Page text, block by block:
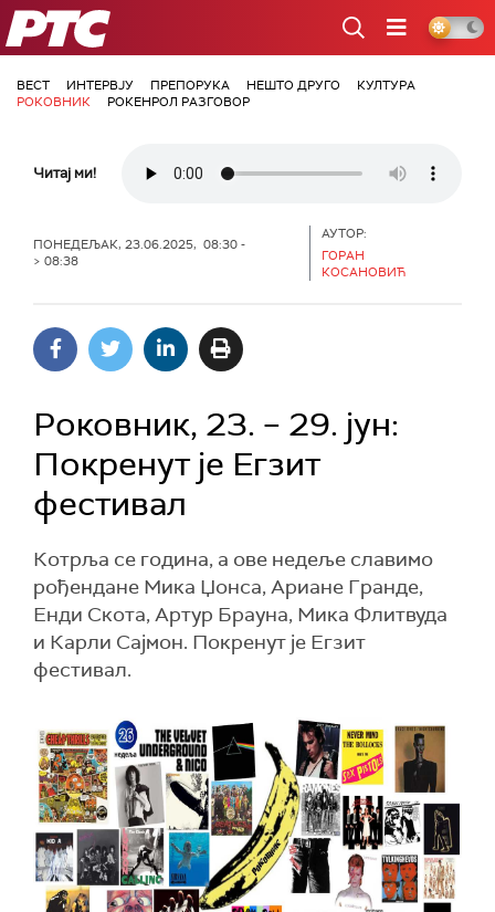
РТС
ВЕСТ ИНТЕРВЈУ ПРЕПОРУКА НЕШТО ДРУГО
КУЛТУРА
РОКОВНИК
РОКЕНРОЛ РАЗГОВОР
Читај ми!
ПОНЕДЕЉАК, 23.06.2025, 08:30 -
> 08:38
АУТОР:
ГОРАН
КОСАНОВИЋ
Роковник, 23. – 29. јун:
Покренут је Егзит
фестивал
Котрља се година, а ове недеље славимо
рођендане Мика Џонса, Ариане Гранде,
Енди Скота, Артур Брауна, Мика Флитвуда
и Карли Сајмон. Покренут је Егзит
фестивал.